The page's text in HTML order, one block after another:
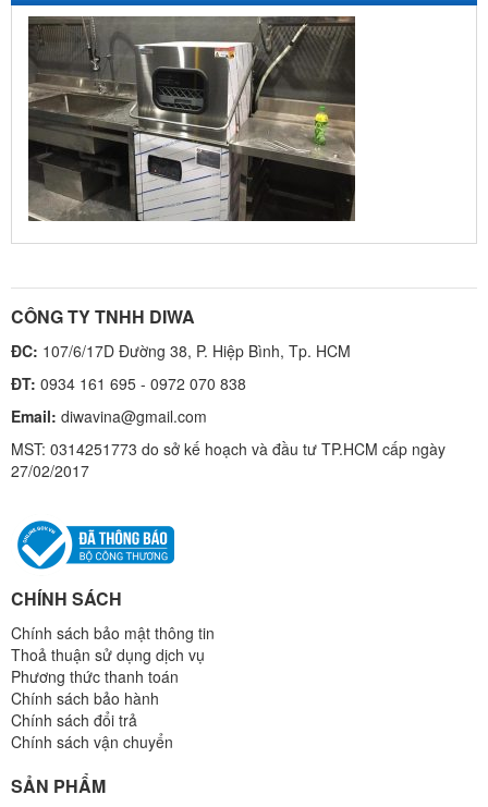
CÔNG TY TNHH DIWA
ĐC: 107/6/17D Đường 38, P. Hiệp Bình, Tp. HCM
ĐT: 0934 161 695 - 0972 070 838
Email: diwavina@gmail.com
MST: 0314251773 do sở kế hoạch và đầu tư TP.HCM cấp ngày
27/02/2017
CHÍNH SÁCH
Chính sách bảo mật thông tin
Thoả thuận sử dụng dịch vụ
Phương thức thanh toán
Chính sách bảo hành
Chính sách đổi trả
Chính sách vận chuyển
SẢN PHẨM